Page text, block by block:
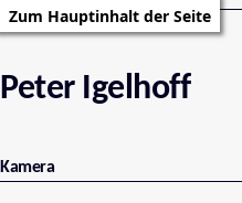
Zum Hauptinhalt der Seite
Peter Igelhoff
Kamera